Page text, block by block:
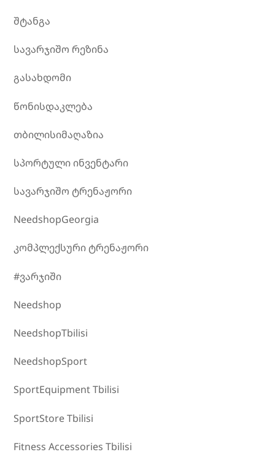
შტანგა
სავარჯიშო რეზინა
გასახდომი
წონისდაკლება
თბილისიმაღაზია
სპორტული ინვენტარი
სავარჯიშო ტრენაჟორი
NeedshopGeorgia
კომპლექსური ტრენაჟორი
#ვარჯიში
Needshop
NeedshopTbilisi
NeedshopSport
SportEquipment Tbilisi
SportStore Tbilisi
Fitness Accessories Tbilisi